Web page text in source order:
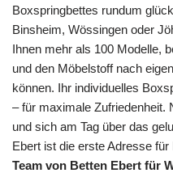
Boxspringbettes rundum
Binsheim, Wössingen oder
Ihnen mehr als 100 Modelle,
und den Möbelstoff nach
können. Ihr individuelles
– für maximale Zufriedenheit.
und sich am Tag über das
Ebert ist die erste Adresse
Team von Betten Ebert für